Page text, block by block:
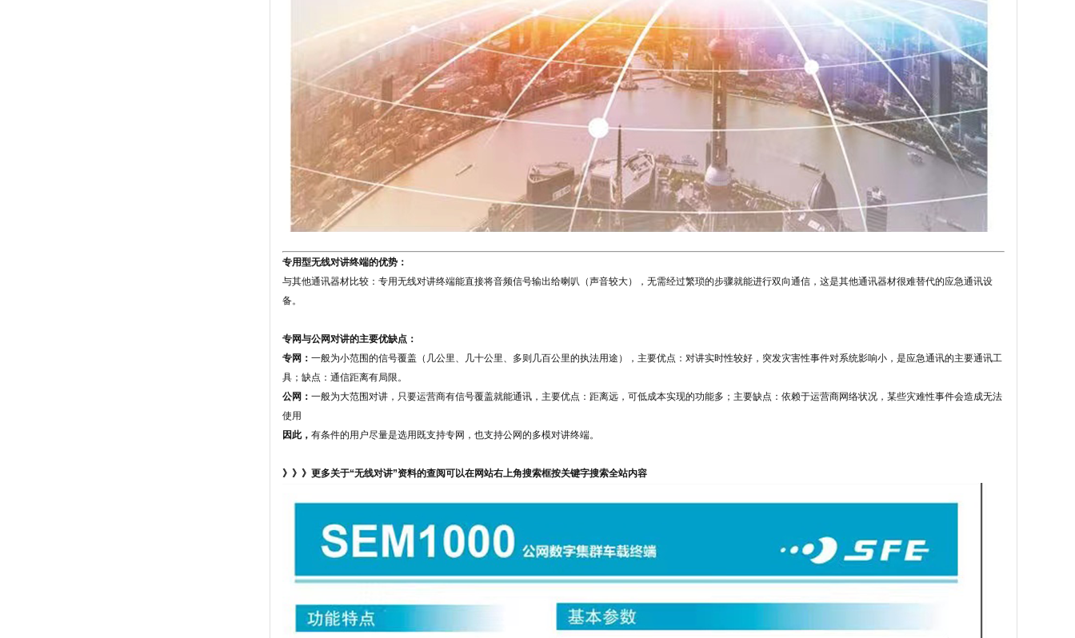
专用型无线对讲终端的优势：
与其他通讯器材比较：专用无线对讲终端能直接将音频信号输出给喇叭（声音较大），无需经过繁琐的步骤就能进行双向通信，这是其他通讯器材很难替代的应急通讯设
备。
专网与公网对讲的主要优缺点：
专网： 一般为小范围的信号覆盖（几公里、几十公里、多则几百公里的执法用途），主要优点：对讲实时性较好，突发灾害性事件对系统影响小，是应急通讯的主要通讯工
具；缺点：通信距离有局限。
公网： 一般为大范围对讲，只要运营商有信号覆盖就能通讯，主要优点：距离远，可低成本实现的功能多；主要缺点：依赖于运营商网络状况，某些灾难性事件会造成无法
使用
因此， 有条件的用户尽量是选用既支持专网，也支持公网的多模对讲终端。
》》》更多关于“无线对讲”资料的查阅可以在网站右上角搜索框按关键字搜索全站内容